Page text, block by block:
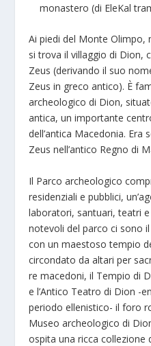
monastero (di EleKal
Ai piedi del Monte Olimpo,
si trova il villaggio di Dion,
Zeus (derivando il suo
Zeus in greco antico). È
archeologico di Dion,
antica, un importante
dell’antica Macedonia. Era
Zeus nell’antico Regno di
Il Parco archeologico
residenziali e pubblici,
laboratori, santuari, teatri
notevoli del parco ci sono
con un maestoso tempio
circondato da altari per
re macedoni, il Tempio di
e l’Antico Teatro di Dion -
periodo ellenistico- il foro
Museo archeologico di
ospita una ricca collezione